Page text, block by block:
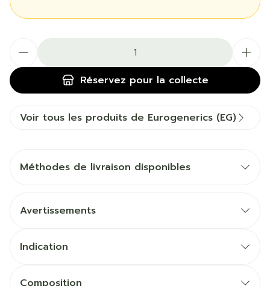
Réservez pour la collecte
Voir tous les produits de Eurogenerics (EG)
Méthodes de livraison disponibles
Avertissements
Indication
Composition